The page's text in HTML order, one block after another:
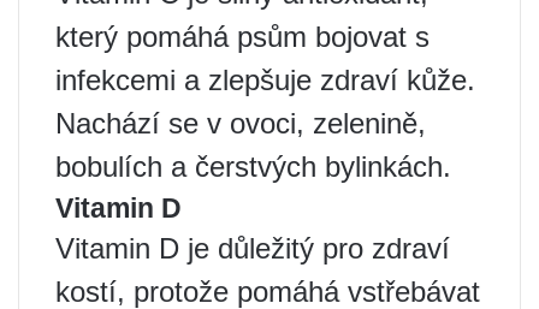
který pomáhá psům bojovat s
infekcemi a zlepšuje zdraví kůže.
Nachází se v ovoci, zelenině,
bobulích a čerstvých bylinkách.
Vitamin D
Vitamin D je důležitý pro zdraví
kostí, protože pomáhá vstřebávat